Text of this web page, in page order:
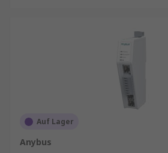
Auf Lager
Anybus